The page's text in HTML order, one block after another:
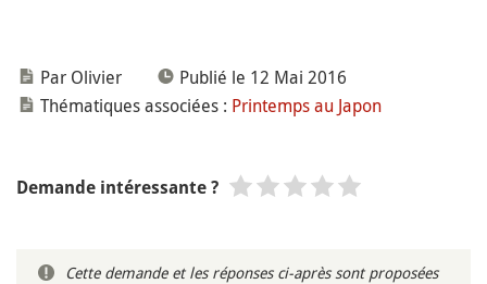
Par Olivier
Publié le 12 Mai 2016
Thématiques associées : Printemps au Japon
Demande intéressante ?
Cette demande et les réponses ci-après sont proposées